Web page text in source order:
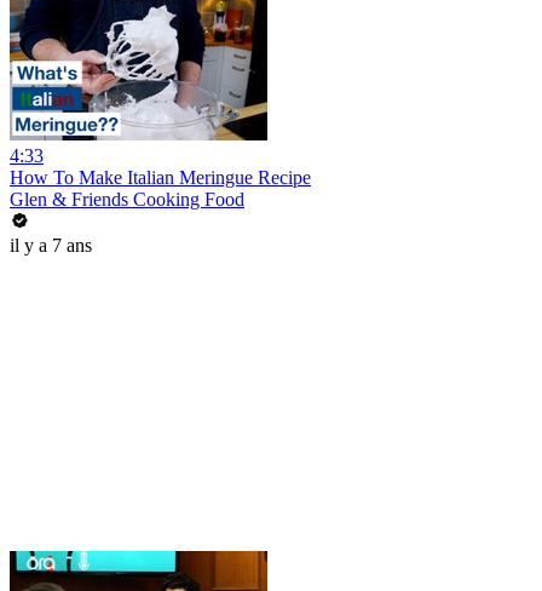
4:33
How To Make Italian Meringue Recipe
Glen & Friends Cooking Food
il y a 7 ans